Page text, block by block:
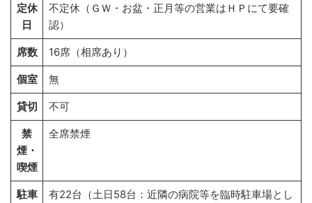
定休
日
不定休（ＧＷ・お盆・正月等の営業はＨＰにて要確
認）
席数 16席（相席あり）
個室 無
貸切 不可
禁
煙・
喫煙
全席禁煙
駐車
有22台（土日58台：近隣の病院等を臨時駐車場とし